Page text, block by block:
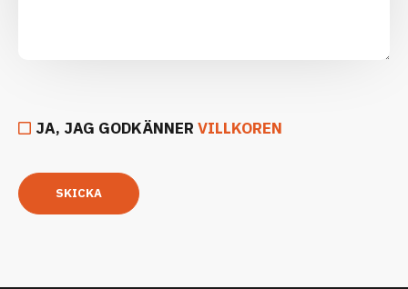
JA, JAG GODKÄNNER VILLKOREN
SKICKA